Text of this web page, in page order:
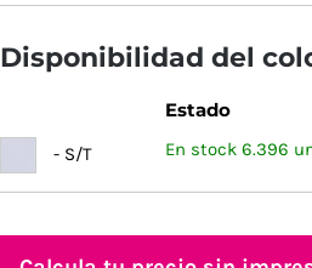
Disponibilidad del
Estado
- S/T En stock 6.396